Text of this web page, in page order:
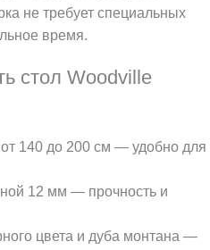
не требует специальных
время.
стол Woodville
140 до 200 см — удобно для
12 мм — прочность и
цвета и дуба монтана —